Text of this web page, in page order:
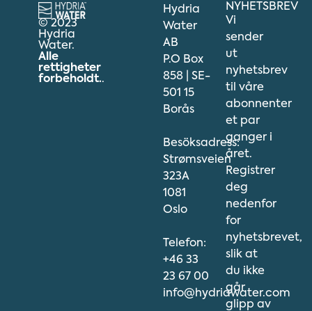
© 2023
Hydria
Water.
Alle
rettigheter
forbeholdt..
Hydria
Water
AB
P.O Box
858 | SE-
501 15
Borås
Besöksadress:
Strømsveien
323A
1081
Oslo
Telefon:
+46 33
23 67 00
info@hydriawater.com
NYHETSBREV
Vi
sender
ut
nyhetsbrev
til våre
abonnenter
et par
ganger i
året.
Registrer
deg
nedenfor
for
nyhetsbrevet,
slik at
du ikke
går
glipp av